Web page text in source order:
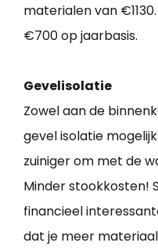
materialen van
€700 op jaarbasis.
Gevelisolatie
Zowel aan de
gevel isolatie
zuiniger om met de
Minder stookkosten!
financieel
dat je meer